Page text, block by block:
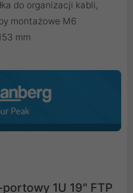
do organizacji kabli,
montażowe M6
mm
1U 19" FTP